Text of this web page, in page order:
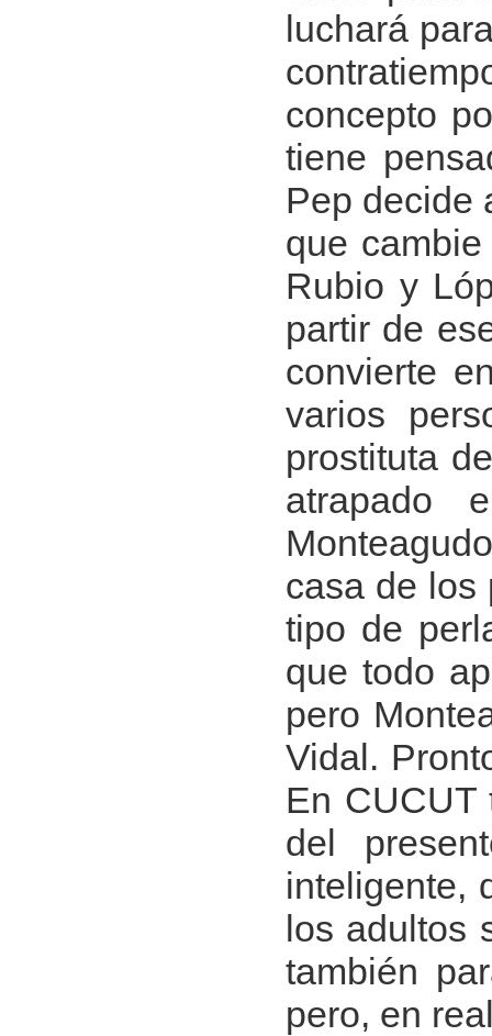
luchará
concepto
tiene
Pep decide
que
Rubio y
partir de
convierte
varios
prostituta
atrapado
casa de los
tipo de
que todo
pero
Vidal.
En CUCUT
del
inteligente,
los adultos
también
pero, en